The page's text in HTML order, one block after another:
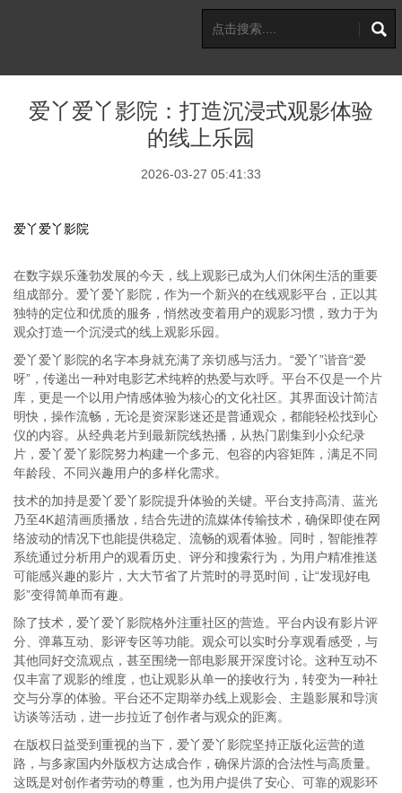
爱丫爱丫影院：打造沉浸式观影体验
的线上乐园
2026-03-27 05:41:33
爱丫爱丫影院
在数字娱乐蓬勃发展的今天，线上观影已成为人们休闲生活的重要
组成部分。爱丫爱丫影院，作为一个新兴的在线观影平台，正以其
独特的定位和优质的服务，悄然改变着用户的观影习惯，致力于为
观众打造一个沉浸式的线上观影乐园。
爱丫爱丫影院的名字本身就充满了亲切感与活力。“爱丫”谐音“爱
呀”，传递出一种对电影艺术纯粹的热爱与欢呼。平台不仅是一个片
库，更是一个以用户情感体验为核心的文化社区。其界面设计简洁
明快，操作流畅，无论是资深影迷还是普通观众，都能轻松找到心
仪的内容。从经典老片到最新院线热播，从热门剧集到小众纪录
片，爱丫爱丫影院努力构建一个多元、包容的内容矩阵，满足不同
年龄段、不同兴趣用户的多样化需求。
技术的加持是爱丫爱丫影院提升体验的关键。平台支持高清、蓝光
乃至4K超清画质播放，结合先进的流媒体传输技术，确保即使在网
络波动的情况下也能提供稳定、流畅的观看体验。同时，智能推荐
系统通过分析用户的观看历史、评分和搜索行为，为用户精准推送
可能感兴趣的影片，大大节省了片荒时的寻觅时间，让“发现好电
影”变得简单而有趣。
除了技术，爱丫爱丫影院格外注重社区的营造。平台内设有影片评
分、弹幕互动、影评专区等功能。观众可以实时分享观看感受，与
其他同好交流观点，甚至围绕一部电影展开深度讨论。这种互动不
仅丰富了观影的维度，也让观影从单一的接收行为，转变为一种社
交与分享的体验。平台还不定期举办线上观影会、主题影展和导演
访谈等活动，进一步拉近了创作者与观众的距离。
在版权日益受到重视的当下，爱丫爱丫影院坚持正版化运营的道
路，与多家国内外版权方达成合作，确保片源的合法性与高质量。
这既是对创作者劳动的尊重，也为用户提供了安心、可靠的观影环